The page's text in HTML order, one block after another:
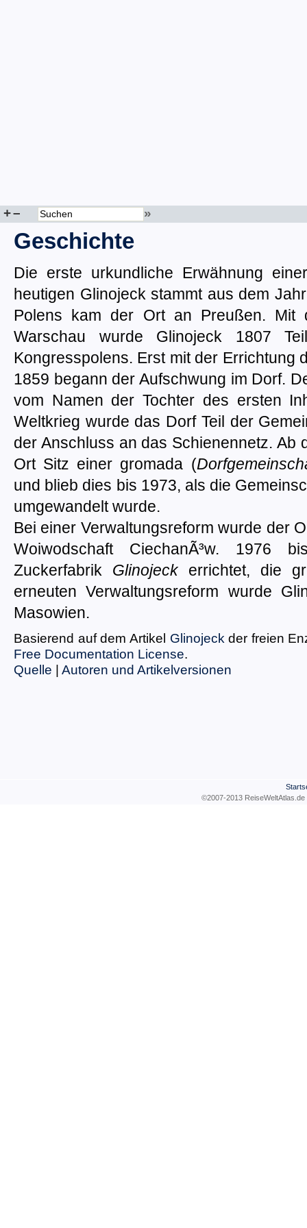
+– »
Geschichte
Die erste urkundliche Erwähnung
heutigen Glinojeck stammt aus dem
Polens kam der Ort an Preußen. Mit
Warschau wurde Glinojeck 1807
Kongresspolens. Erst mit der Errichtung
1859 begann der Aufschwung im Dorf.
vom Namen der Tochter des ersten
Weltkrieg wurde das Dorf Teil der
der Anschluss an das Schienennetz. Ab
Ort Sitz einer gromada (
und blieb dies bis 1973, als die
umgewandelt wurde.
Bei einer Verwaltungsreform wurde der
Woiwodschaft CiechanÃ³w. 1976
Zuckerfabrik Glinojeckerrichtet, die
erneuten Verwaltungsreform wurde
Masowien.
Basierend auf dem Artikel Glinojeck der freien
Free Documentation License.
Quelle | Autoren und Artikelversionen
©2007-2013